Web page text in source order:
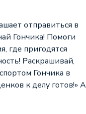
отправиться в
Гончика! Помоги
где пригодятся
Раскрашивай,
Гончика в
к делу готов!» А